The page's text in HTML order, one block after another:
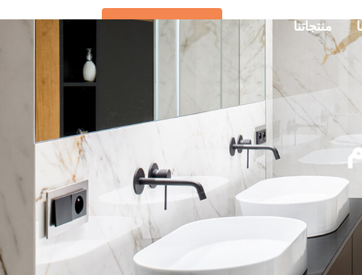
منتجاتنا تواصل معنا